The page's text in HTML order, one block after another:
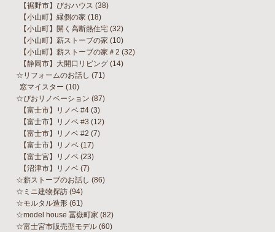
【裾野市】びおハウス (38)
【小山町】縁側の家 (18)
【小山町】開く高断熱住宅 (32)
【小山町】薪ストーブの家 (10)
【小山町】薪ストーブの家＃2 (32)
【静岡市】大開口リビング (14)
☆リフォームのお話し (71)
窓マイスター (10)
☆びおリノベーション (87)
【富士市】リノベ #4 (3)
【富士市】リノベ #3 (12)
【富士市】リノベ #2 (7)
【富士市】リノベ (17)
【富士宮】リノベ (23)
【沼津市】リノベ (7)
☆薪ストーブのお話し (86)
☆ミニ建物探訪 (94)
☆モルタル造形 (61)
☆model house 冨嶽町家 (82)
☆富士宮市販売型モデル (60)